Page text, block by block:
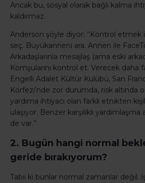
Ancak bu, sosyal olarak bağlı kalma
kaldırmaz.
Anderson şöyle diyor: ‘‘Kontrol
seç. Büyükanneni ara. Annen ile
Arkadaşlarınla mesajlaş (ama eski
Komşularını kontrol et. Verecek daha
Engelli Adalet Kültür Kulübü, San
Körfezi’nde zor durumda, risk altında
yardıma ihtiyacı olan farklı etnikten
ulaşıyor. Benzer karşılıklı
de var.’’
2. Bugün hangi normal
geride bırakıyorum?
Tabii ki bunlar normal zamanlar değil.